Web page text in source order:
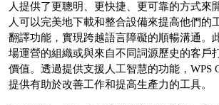
人提供了更聰明、更快捷、更可靠的方式來
人可以完美地下載和整合設備來提高他們的
翻譯功能，實現跨越語言障礙的順暢溝通。
場運營的組織或與來自不同詞源歷史的客戶
價值。透過提供支援人工智慧的功能，WPS
提供有助於改善工作和提高生產力的工具。